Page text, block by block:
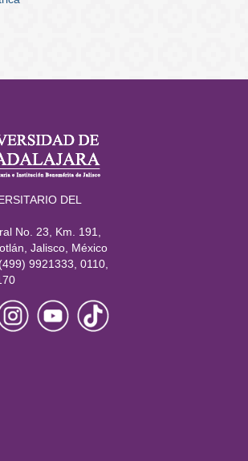
DEL
No. 23, Km. 191,
Jalisco, México
9921333, 0110,